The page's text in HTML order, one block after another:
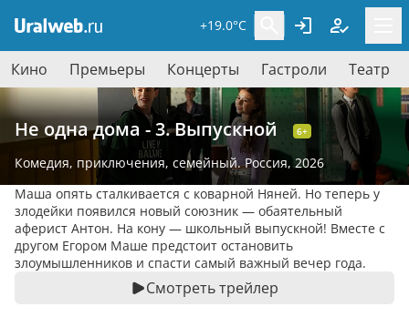
+19.0°C
Кино Премьеры Концерты Гастроли Театр
Не одна дома - 3. Выпускной 6+
Комедия, приключения, семейный. Россия, 2026
Маша опять сталкивается с коварной Няней. Но теперь у
злодейки появился новый союзник — обаятельный
аферист Антон. На кону — школьный выпускной! Вместе с
другом Егором Маше предстоит остановить
злоумышленников и спасти самый важный вечер года.
Смотреть трейлер